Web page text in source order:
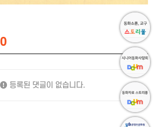
0
등록된 댓글이 없습니다.